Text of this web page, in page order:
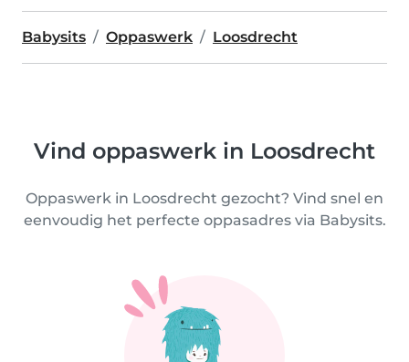
Babysits Oppaswerk Loosdrecht
Vind oppaswerk in Loosdrecht
Oppaswerk in Loosdrecht gezocht? Vind snel en
eenvoudig het perfecte oppasadres via Babysits.